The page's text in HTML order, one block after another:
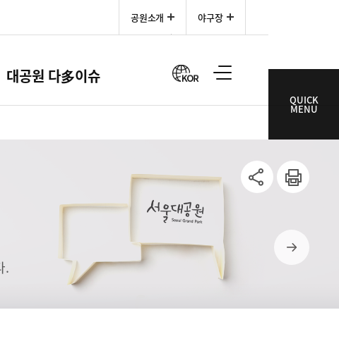
공원소개 야구장
대공원 다多이슈
QUICK
MENU
SNS공
유
인쇄
.